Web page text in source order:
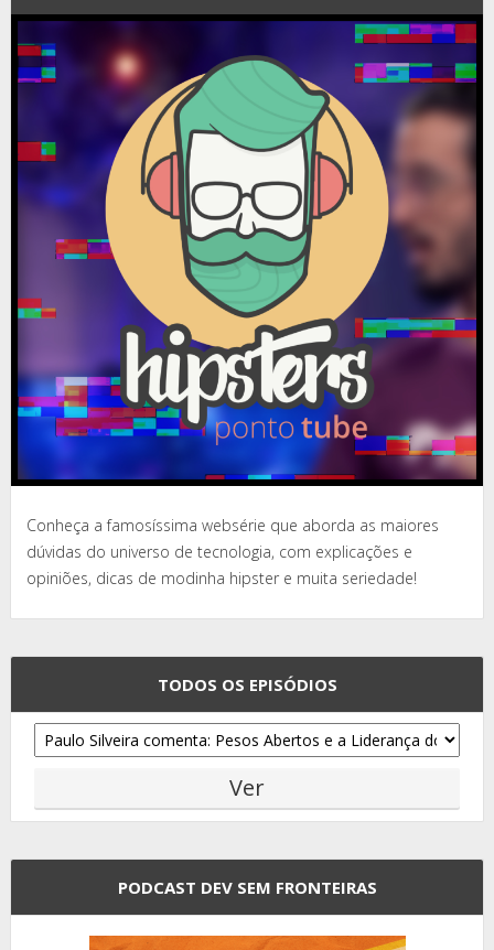
Conheça a famosíssima websérie que aborda as maiores
dúvidas do universo de tecnologia, com explicações e
opiniões, dicas de modinha hipster e muita seriedade!
TODOS OS EPISÓDIOS
PODCAST DEV SEM FRONTEIRAS